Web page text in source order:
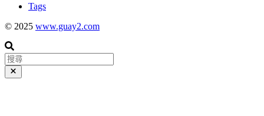
Tags
© 2025 www.guay2.com